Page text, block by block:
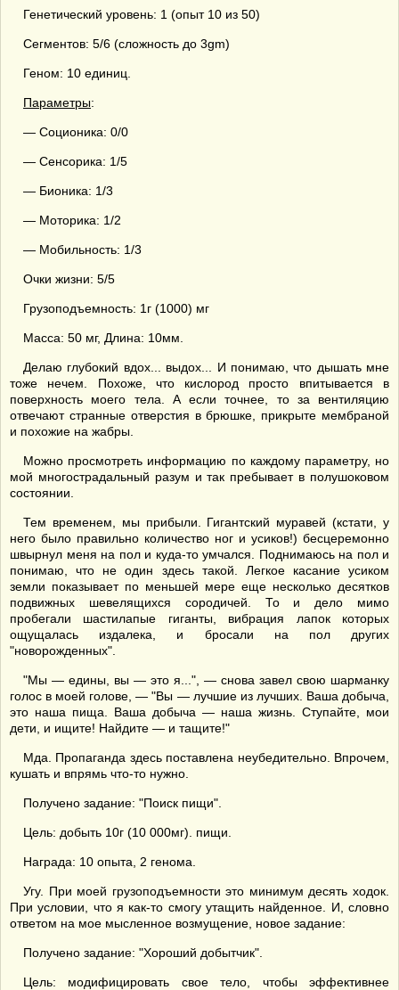
Генетический уровень: 1 (опыт 10 из 50)
Сегментов: 5/6 (сложность до 3gm)
Геном: 10 единиц.
Параметры:
— Соционика: 0/0
— Сенсорика: 1/5
— Бионика: 1/3
— Моторика: 1/2
— Мобильность: 1/3
Очки жизни: 5/5
Грузоподъемность: 1г (1000) мг
Масса: 50 мг, Длина: 10мм.
Делаю глубокий вдох... выдох... И понимаю, что дышать мне
тоже нечем. Похоже, что кислород просто впитывается в
поверхность моего тела. А если точнее, то за вентиляцию
отвечают странные отверстия в брюшке, прикрыте мембраной
и похожие на жабры.
Можно просмотреть информацию по каждому параметру, но
мой многострадальный разум и так пребывает в полушоковом
состоянии.
Тем временем, мы прибыли. Гигантский муравей (кстати, у
него было правильно количество ног и усиков!) бесцеремонно
швырнул меня на пол и куда-то умчался. Поднимаюсь на пол и
понимаю, что не один здесь такой. Легкое касание усиком
земли показывает по меньшей мере еще несколько десятков
подвижных шевелящихся сородичей. То и дело мимо
пробегали шастилапые гиганты, вибрация лапок которых
ощущалась издалека, и бросали на пол других
"новорожденных".
"Мы — едины, вы — это я...", — снова завел свою шарманку
голос в моей голове, — "Вы — лучшие из лучших. Ваша добыча,
это наша пища. Ваша добыча — наша жизнь. Ступайте, мои
дети, и ищите! Найдите — и тащите!"
Мда. Пропаганда здесь поставлена неубедительно. Впрочем,
кушать и впрямь что-то нужно.
Получено задание: "Поиск пищи".
Цель: добыть 10г (10 000мг). пищи.
Награда: 10 опыта, 2 генома.
Угу. При моей грузоподъемности это минимум десять ходок.
При условии, что я как-то смогу утащить найденное. И, словно
ответом на мое мысленное возмущение, новое задание:
Получено задание: "Хороший добытчик".
Цель: модифицировать свое тело, чтобы эффективнее